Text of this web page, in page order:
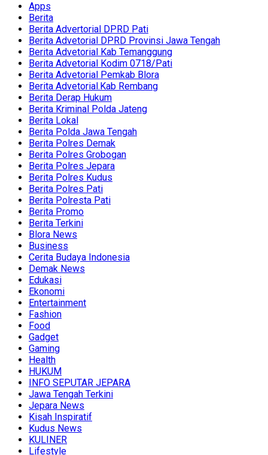
Apps
Berita
Berita Advertorial DPRD Pati
Berita Advetorial DPRD Provinsi Jawa Tengah
Berita Advetorial Kab Temanggung
Berita Advetorial Kodim 0718/Pati
Berita Advetorial Pemkab Blora
Berita Advetorial.Kab Rembang
Berita Derap Hukum
Berita Kriminal Polda Jateng
Berita Lokal
Berita Polda Jawa Tengah
Berita Polres Demak
Berita Polres Grobogan
Berita Polres Jepara
Berita Polres Kudus
Berita Polres Pati
Berita Polresta Pati
Berita Promo
Berita Terkini
Blora News
Business
Cerita Budaya Indonesia
Demak News
Edukasi
Ekonomi
Entertainment
Fashion
Food
Gadget
Gaming
Health
HUKUM
INFO SEPUTAR JEPARA
Jawa Tengah Terkini
Jepara News
Kisah Inspiratif
Kudus News
KULINER
Lifestyle